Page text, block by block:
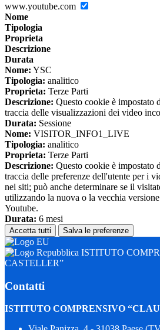
www.youtube.com
Nome
Tipologia
Proprieta
Descrizione
Durata
Nome: YSC
Tipologia: analitico
Proprieta: Terze Parti
Descrizione: Questo cookie è impostato
traccia delle visualizzazioni dei video
Durata: Sessione
Nome: VISITOR_INFO1_LIVE
Tipologia: analitico
Proprieta: Terze Parti
Descrizione: Questo cookie è impostato
traccia delle preferenze dell'utente per i
nei siti; può anche determinare se il
utilizzando la nuova o la vecchia
Youtube.
Durata: 6 mesi
Accetta tutti Salva le preferenze
ISTITUTO
CASTELLER”
Contatti
ISTITUTO COMPRENSIVO